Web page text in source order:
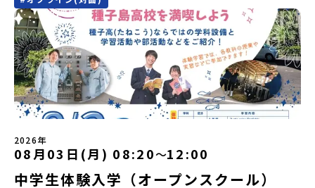
12：00まで疑問も不安もワクワクに変える！「おためし地域留学」
ステップアップ説明会プログラムの内容を詳しく知りたい方や、お
申し込みを迷われている方向けにZoomでのオンライン配信を行い
ます。知りたい情報のレベルに合わせて、以下の2つのステップをご
活用ください。【STEP 1】全体オンライン説明会〜まずは「おため
し地域留学」を知りたい方へ〜日本全国20以上の地域から選んで参
加できる「おためし地域留学」の全体像や魅力について、説明会を
開催しました。中学生一人での参加にあたり、保護者様が特に気に
なる「安全面」や「事務局のサポート体制」についても詳しく解説
しています。ぜひ、ご自宅からお気軽にご視聴ください。▶︎ [アーカ
イブ動画を視聴する]YouTube：
https://youtu.be/Yt8nd04aNgA?
si=e5erbspvwz5O8_uF【STEP 2】有田町プログラム説明会〜
のうち、人間にとって大切な役割を持っているものを「カムイ」と
呼んでいます。いつも自分たちを見守ってくれているもの、例え
ば、身近な動植物や、暮らしに欠かせない火、水、風、そして雄大
な山や川などもすべて「カムイ」です。この文化と精神性をテーマ
にした大人気マンガ「ゴールデンカムイ」は、累計3000万部以上販
売され、2026年3月に映画の続編も公開されるなど注目を集めてい
ます。今回は、平取町の中でもアイヌ文化に触れることのできる
「二風谷（にぶたに）コタン」へ出発！アイヌの家や暮らし、食な
どを体感することができます。ぜひ現地で味わってみてください
生との特別な交流この旅の大きな魅力は、地元の「平取高校」の先
輩たちと過ごす時間です。 ただ校舎を眺める見学ではありません。
高校生が自ら企画したアクティビティを通じて、年の近い先輩たち
-------------------＼返還不要・3年間最大72万／💡北海道の高校留
学に【毎月2万円】の給付型奨学金～夢に向かって一歩踏み出す、あ
なたの未来を応援！～ 詳細・条件はこちらから------------------
--------------------------ーーーーーーーーーーーーーーーーーー
ーーーーーーーーーーーーーー＜体験費・宿泊費が無料！＞民間ロ
ケットの打ち上げ成功で話題になった町！ 北海道の「宇宙版シリコ
ンバレー」を目指す大樹町で、最先端テクノロジーとどこまでも続
く大自然を肌で感じてみませんか？「地元以外の地域の暮らしが気
になる。いつか留学してみたい！」「自分の進学や将来の可能性を
もっとひらきたい！ 」「自然が好きでもっと触れてあそびたい！」
そんな中学生のみなさんにおすすめ！「おためし地域留学体験」
は、日本全国約200の高校と連携し、地域の枠を超えて学校生活を送
る「地域みらい留学」をプチ体験できるプログラムです。はじめて
2026年
08月03日(月) 08:20〜12:00
中学生体験入学（オープンスクール）